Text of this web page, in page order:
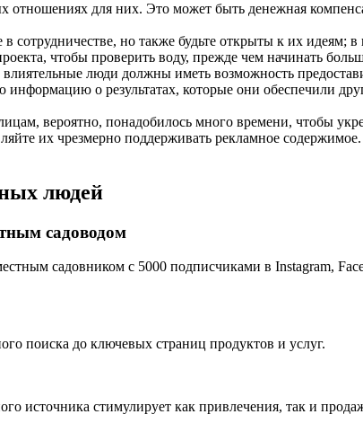
отношениях для них. Это может быть денежная
сотрудничестве, но также будьте открыты к их
чтобы проверить воду, прежде чем начинать
люди должны иметь возможность
о результатах, которые они обеспечили
вероятно, понадобилось много времени, чтобы
их чрезмерно поддерживать рекламное
людей
садоводом
садовником с 5000 подписчиками в Instagram,
поиска до ключевых страниц продуктов и услуг.
источника стимулирует как привлечения, так и